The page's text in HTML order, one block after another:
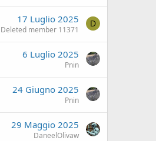
17 Luglio 2025
Deleted member 11371
D
6 Luglio 2025
Pnin
24 Giugno 2025
Pnin
29 Maggio 2025
DaneelOlivaw